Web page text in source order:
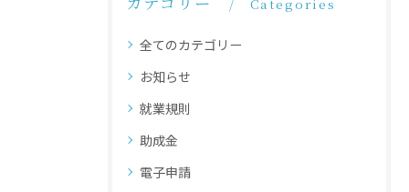
全てのカテゴリー
お知らせ
就業規則
助成金
電子申請